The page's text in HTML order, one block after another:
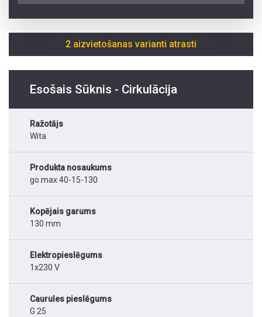
2 aizvietošanas varianti atrasti
Esošais Sūknis - Cirkulācija
Ražotājs
Wita
Produkta nosaukums
go.max 40-15-130
Kopējais garums
130 mm
Elektropieslēgums
1x230 V
Caurules pieslēgums
G 25